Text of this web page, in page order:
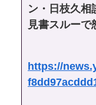
ン・日枝久相
見書スルーで
https://